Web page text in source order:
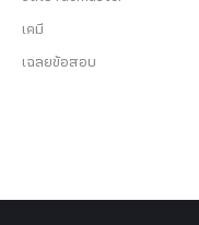
เคมี
เฉลยข้อสอบ